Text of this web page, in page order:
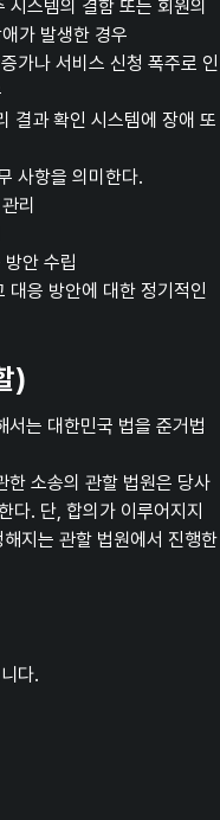
스템의 결함 또는 회원의
가 발생한 경우
가나 서비스 신청 폭주로 인
결과 확인 시스템에 장애 또
사항을 의미한다.
리
안 수립
대응 방안에 대한 정기적인
)
는 대한민국 법을 준거법
소송의 관할 법원은 당사
다. 단, 합의가 이루어지지
지는 관할 법원에서 진행한
다.